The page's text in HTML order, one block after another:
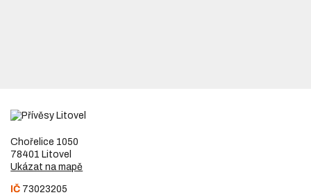
Chořelice 1050
78401 Litovel
Ukázat na mapě
IČ 73023205